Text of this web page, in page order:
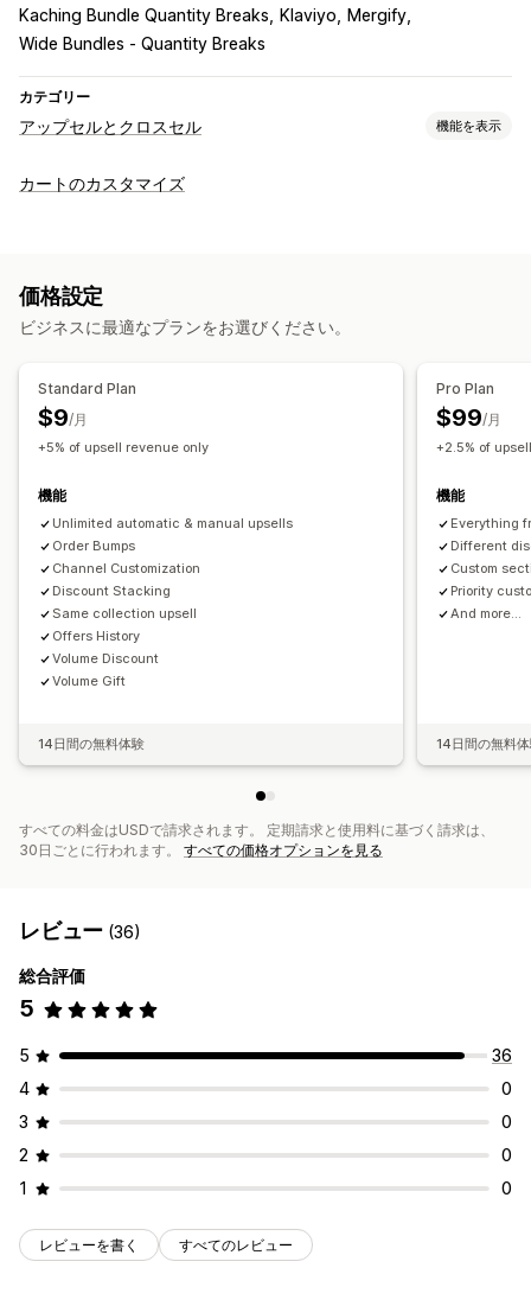
Kaching Bundle Quantity Breaks
Klaviyo
Mergify
Wide Bundles ‑ Quantity Breaks
カテゴリー
アップセルとクロスセル 機能を表示
カスタマイズ
常時表示カート
カスタムHTML 複数通貨 複数言語
オファーとおすすめ
保証 配送保証
商品アドオン
おすすめ商品 よく同時購入される商品
AIによるおすすめ
分析
A/Bテスト
コンバージョン率
おすすめ情報のパフォーマンス
最適化の提案 ファネルのパフォーマンス
カートのカスタマイズ
価格設定
ビジネスに最適なプランをお選びください。
Standard Plan
$9/月
+5% of upsell revenue only
機能
Unlimited automatic & manual upsells
Order Bumps
Channel Customization
Discount Stacking
Same collection upsell
Offers History
Volume Discount
Volume Gift
14日間の無料体験
Pro Plan
$99/月
+2.5% of
機能
Everything
Different
Custom
Priority
And more...
14日間の無料
すべての料金はUSDで請求されます。 定期請求と使用料に基づく請求は、
30日ごとに行われます。 すべての価格オプションを見る
レビュー (36)
総合評価
5
5
36
4
0
3
0
2
0
1
0
レビューを書く すべてのレビュー